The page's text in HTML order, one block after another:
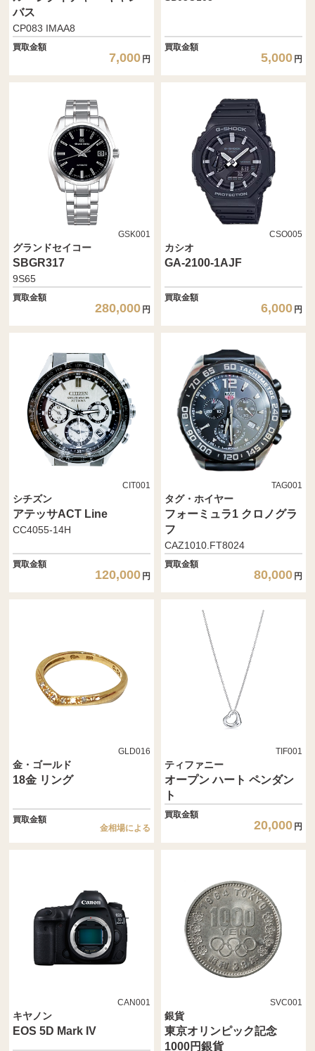
バス
CP083 IMAA8
買取金額
7,000 円
買取金額
5,000 円
GSK001
グランドセイコー
SBGR317
9S65
買取金額
280,000 円
CSO005
カシオ
GA-2100-1AJF
買取金額
6,000 円
CIT001
シチズン
アテッサACT Line
CC4055-14H
買取金額
120,000 円
TAG001
タグ・ホイヤー
フォーミュラ1 クロノグラ
フ
CAZ1010.FT8024
買取金額
80,000 円
GLD016
金・ゴールド
18金 リング
買取金額
金相場による
TIF001
ティファニー
オープン ハート ペンダン
ト
買取金額
20,000 円
CAN001
キヤノン
EOS 5D Mark IV
SVC001
銀貨
東京オリンピック記念
1000円銀貨